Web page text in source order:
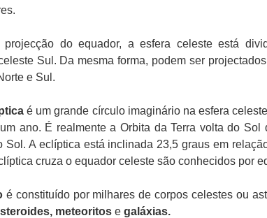
projecção do equador, a esfera celeste está
Sul. Da mesma forma, podem ser
e Sul.
é um grande círculo imaginário na esfera
ano. É realmente a Orbita da Terra volta do
Sol. A eclíptica está inclinada 23,5 graus em
cruza o equador celeste são conhecidos por
é constituído por milhares de corpos celestes ou
meteoritos e galáxias.